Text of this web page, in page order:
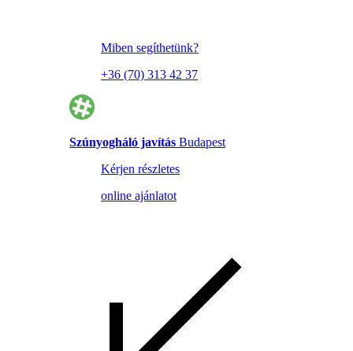
Miben segíthetünk?
+36 (70) 313 42 37
Szúnyogháló javítás Budapest
Kérjen részletes
online ajánlatot